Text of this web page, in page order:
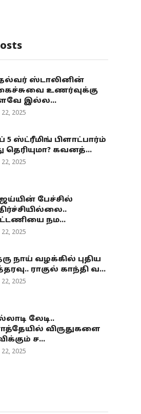
ஸ்டாலினின்
உணர்வுக்கு
இல்ல...
2025
5 ஸ்ட்ரீமிங் பிளாட்பார்ம்
தெரியுமா? கவனத்...
2025
பேச்சில்
நம...
2025
நாய் வழக்கில் புதிய
ராகுல் காந்தி வ...
2025
லேடி..
விருதுகளை
ச...
2025